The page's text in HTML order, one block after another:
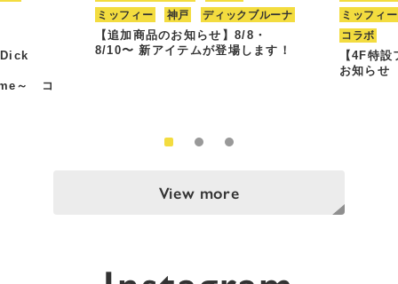
～ コ
ミッフィー
神戸 ディックブルーナ
【追加商品のお知らせ】8/8・
8/10〜 新アイテムが登場します！
ミッフィー
コラボ
【4F特
お知らせ
View more